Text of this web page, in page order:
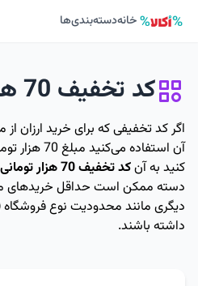
خانهدسته‌بندی‌ها
کد تخفیف 70 هزار تومانی اکالا
اگر کد تخفیفی که برای خرید ارزان از
آن استفاده
کنید به آنکد تخفیف 70 هزار تومانی اکالا
دسته ممکن است حداقل خریدهای
دیگری مانند محدودیت نوع فروشگاه
داشته باشند.